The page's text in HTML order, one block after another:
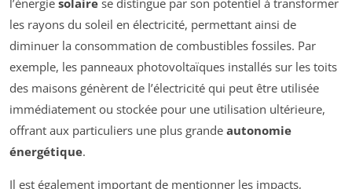
les rayons du soleil en électricité, permettant ainsi de
diminuer la consommation de combustibles fossiles. Par
exemple, les panneaux photovoltaïques installés sur les toits
des maisons génèrent de l’électricité qui peut être utilisée
immédiatement ou stockée pour une utilisation ultérieure,
offrant aux particuliers une plus grande autonomie
énergétique.
Il est également important de mentionner les impacts,